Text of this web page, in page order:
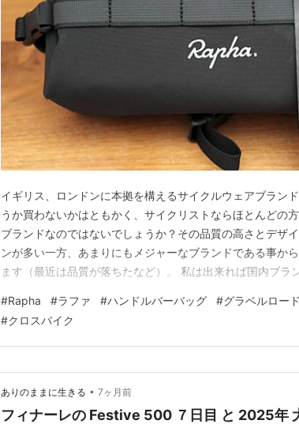
イギリス、ロンドンに本拠を構えるサイクルウェアブラン
うか買わないかはともかく、サイクリストならほとんどの
ブランドなのではないでしょうか？その品質の高さとデザ
ンが多い一方、あまりにもメジャーなブランドである事か
ます（最近は品質が落ちたなど）。 私は出来れば国内ブラ
ウェアは KAPELMUUR の製品を買うことがほとんどなので
は TREK のお店で実物を見させて…
#Rapha #ラファ #ハンドルバーバッグ #グラベルロード
#クロスバイク
ありのままに生きる • 7ヶ月前
フィナーレの Festive 500 ７日目 と 2025年